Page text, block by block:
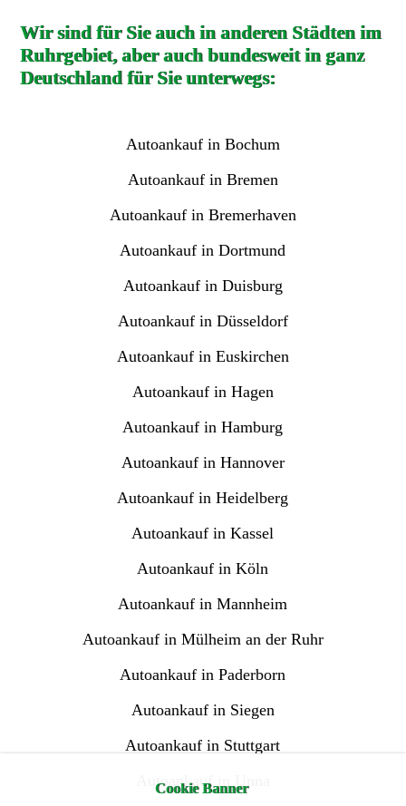
Cookie Banner
Wir sind für Sie auch in anderen Städten im
Ruhrgebiet, aber auch bundesweit in ganz
Deutschland für Sie unterwegs:
Autoankauf in Bochum
Autoankauf in Bremen
Autoankauf in Bremerhaven
Autoankauf in Dortmund
Autoankauf in Duisburg
Autoankauf in Düsseldorf
Autoankauf in Euskirchen
Autoankauf in Hagen
Autoankauf in Hamburg
Autoankauf in Hannover
Autoankauf in Heidelberg
Autoankauf in Kassel
Autoankauf in Köln
Autoankauf in Mannheim
Autoankauf in Mülheim an der Ruhr
Autoankauf in Paderborn
Autoankauf in Siegen
Autoankauf in Stuttgart
Autoankauf in Unna